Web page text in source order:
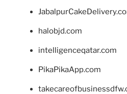
halobjd.com
intelligenceqatar.com
PikaPikaApp.com